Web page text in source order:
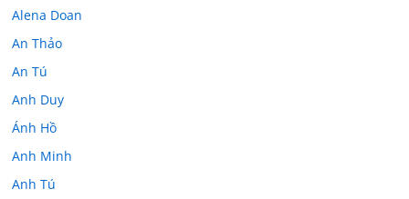
Alena Doan
An Thảo
An Tú
Anh Duy
Ánh Hồ
Anh Minh
Anh Tú